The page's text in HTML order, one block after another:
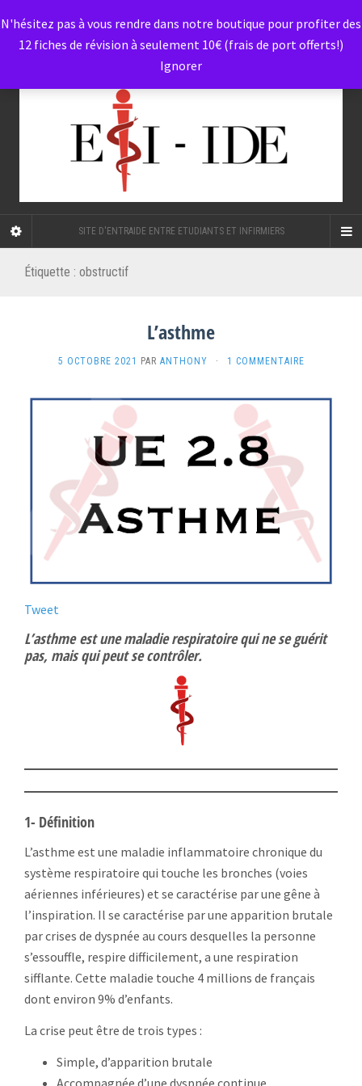
SITE D'ENTRAIDE ENTRE ETUDIANTS ET INFIRMIERS
Étiquette : obstructif
L’asthme
5 OCTOBRE 2021 PAR ANTHONY · 1 COMMENTAIRE
Tweet
L’asthmeest une maladie respiratoire qui ne se guérit
pas, mais qui peut se contrôler.
1- Définition
L’asthme est une maladie inflammatoire chronique du
système respiratoire qui touche les bronches (voies
aériennes inférieures) et se caractérise par une gêne à
l’inspiration. Il se caractérise par une apparition brutale
par crises de dyspnée au cours desquelles la personne
s’essouffle, respire difficilement, a une respiration
sifflante. Cette maladie touche 4 millions de français
dont environ 9% d’enfants.
La crise peut être de trois types :
Simple, d’apparition brutale
N'hésitez pas à vous rendre dans notre boutique pour profiter des
12 fiches de révision à seulement 10€ (frais de port offerts!)
Ignorer